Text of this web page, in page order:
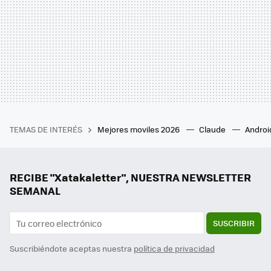
TEMAS DE INTERÉS Mejores moviles 2026 Claude
RECIBE "Xatakaletter", NUESTRA NEWSLETTER
SEMANAL
SUSCRIBIR
Suscribiéndote aceptas nuestra política de privacidad